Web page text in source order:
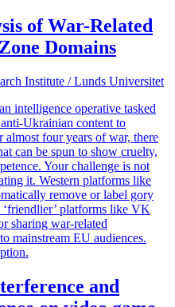
of War-Related
Domains
Institute / Lunds Universitet
intelligence operative tasked
Ukrainian content to
almost four years of war, there
can be spun to show cruelty,
Your challenge is not
it. Western platforms like
remove or label gory
platforms like VK
sharing war-related
mainstream EU audiences.
and